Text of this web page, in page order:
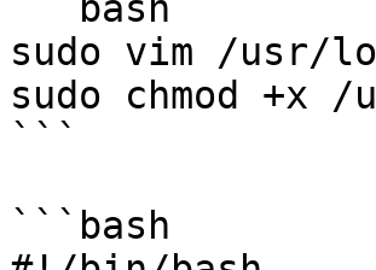
sudo vim /usr/
sudo chmod +x
```
```bash